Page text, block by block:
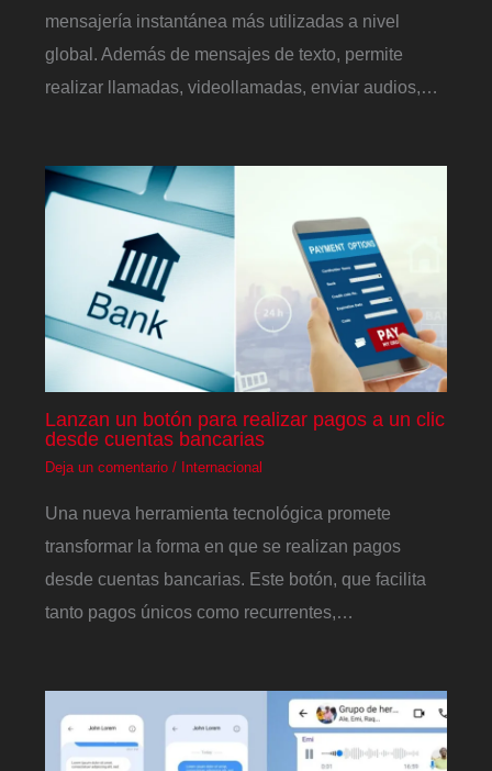
mensajería instantánea más utilizadas a nivel
global. Además de mensajes de texto, permite
realizar llamadas, videollamadas, enviar audios,…
Lanzan un botón para realizar pagos a un clic
desde cuentas bancarias
Deja un comentario / Internacional
Una nueva herramienta tecnológica promete
transformar la forma en que se realizan pagos
desde cuentas bancarias. Este botón, que facilita
tanto pagos únicos como recurrentes,…